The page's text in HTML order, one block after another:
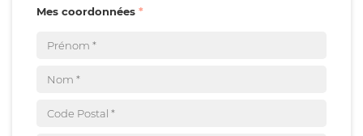
Mes coordonnées